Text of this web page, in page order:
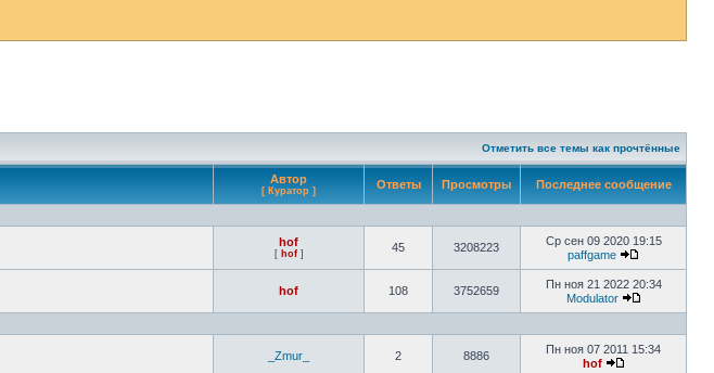
Отметить все темы как прочтённые
Автор
[ Куратор ] Ответы Просмотры Последнее сообщение
hof
[ hof] 45 3208223
Ср сен 09 2020 19:15
paffgame
hof 108 3752659
Пн ноя 21 2022 20:34
Modulator
_Zmur_ 2 8886
Пн ноя 07 2011 15:34
hof